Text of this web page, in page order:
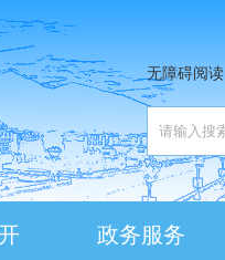
无障碍阅读
政务服务